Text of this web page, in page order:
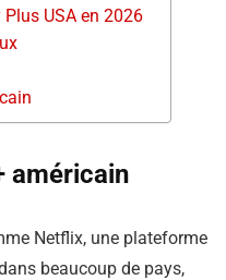
USA en 2026
américain
Netflix, une plateforme
beaucoup de pays,